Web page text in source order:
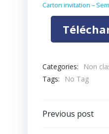
Carton invitation –
Categories:
Non
Tags:
No Tag
Post
Previous post